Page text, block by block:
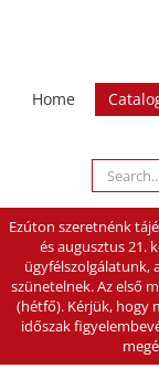
Home
Ezúton szeretnénk
és augusztus 21.
ügyfélszolgálatunk,
szünetelnek. Az első
(hétfő). Kérjük, hogy
időszak